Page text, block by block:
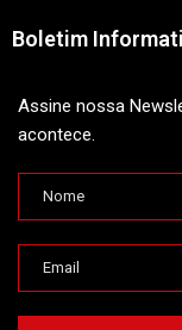
Boletim
Assine nossa
acontece.